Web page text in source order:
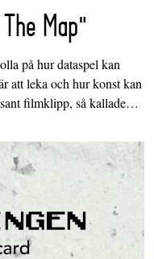
Map"
på hur dataspel kan
att leka och hur konst kan
filmklipp, så kallade…